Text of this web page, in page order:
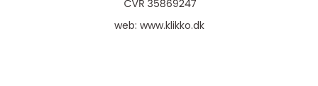
web: www.klikko.dk